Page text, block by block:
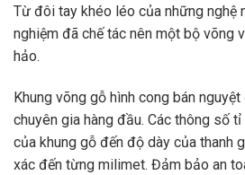
Từ đôi tay khéo léo của những nghệ
nghiệm đã chế tác nên một bộ võng
hảo.
Khung võng gỗ hình cong bán
chuyên gia hàng đầu. Các thông số
của khung gỗ đến độ dày của thanh
xác đến từng milimet. Đảm bảo an